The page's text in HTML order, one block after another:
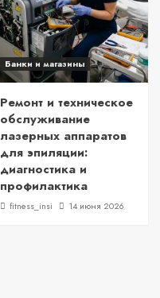
Банки и магазины
Ремонт и техническое
обслуживание
лазерных аппаратов
для эпиляции:
диагностика и
профилактика
fitness_insi 14 июня 2026